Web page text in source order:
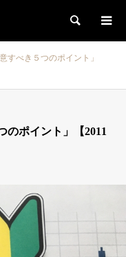
検索
すべき５つのポイント」
のポイント」【2011